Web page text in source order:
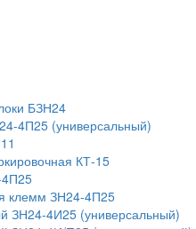
БЗН24
4П25 (универсальный)
КТ-15
клемм ЗН24-4П25
ЗН24-4И25 (универсальный)